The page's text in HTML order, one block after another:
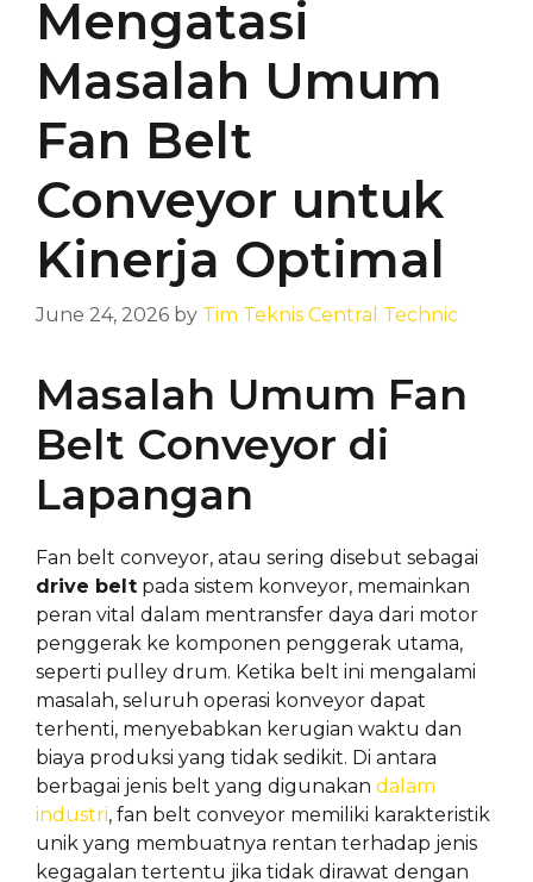
Mengatasi
Masalah Umum
Fan Belt
Conveyor untuk
Kinerja Optimal
June 24, 2026 by Tim Teknis Central Technic
Masalah Umum Fan
Belt Conveyor di
Lapangan
Fan belt conveyor, atau sering disebut sebagai
drive belt pada sistem konveyor, memainkan
peran vital dalam mentransfer daya dari motor
penggerak ke komponen penggerak utama,
seperti pulley drum. Ketika belt ini mengalami
masalah, seluruh operasi konveyor dapat
terhenti, menyebabkan kerugian waktu dan
biaya produksi yang tidak sedikit. Di antara
berbagai jenis belt yang digunakan dalam
industri, fan belt conveyor memiliki karakteristik
unik yang membuatnya rentan terhadap jenis
kegagalan tertentu jika tidak dirawat dengan